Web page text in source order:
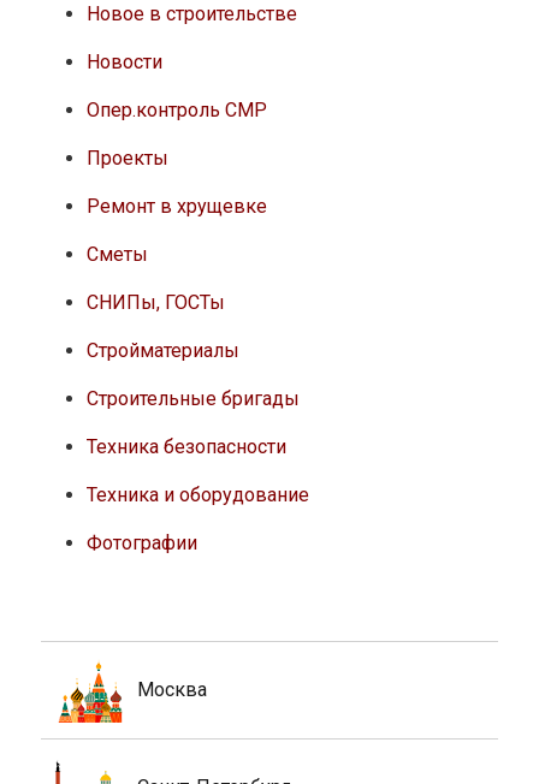
Новое в строительстве
Новости
Опер.контроль СМР
Проекты
Ремонт в хрущевке
Сметы
СНИПы, ГОСТы
Стройматериалы
Строительные бригады
Техника безопасности
Техника и оборудование
Фотографии
Москва